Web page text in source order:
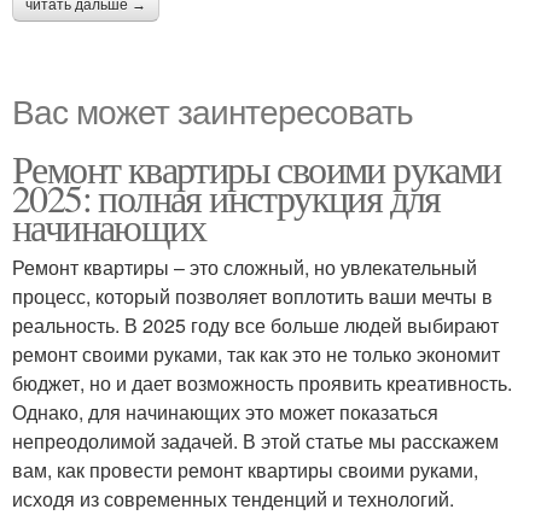
читать дальше →
Вас может заинтересовать
Ремонт квартиры своими руками
2025: полная инструкция для
начинающих
Ремонт квартиры – это сложный, но увлекательный
процесс, который позволяет воплотить ваши мечты в
реальность. В 2025 году все больше людей выбирают
ремонт своими руками, так как это не только экономит
бюджет, но и дает возможность проявить креативность.
Однако, для начинающих это может показаться
непреодолимой задачей. В этой статье мы расскажем
вам, как провести ремонт квартиры своими руками,
исходя из современных тенденций и технологий.